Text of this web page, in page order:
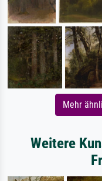
Mehr
Weitere